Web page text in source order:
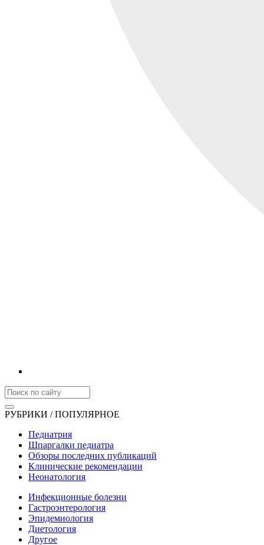
РУБРИКИ / ПОПУЛЯРНОЕ
Педиатрия
Шпаргалки педиатра
Обзоры последних публикаций
Клинические рекомендации
Неонатология
Инфекционные болезни
Гастроэнтерология
Эпидемиология
Диетология
Другое